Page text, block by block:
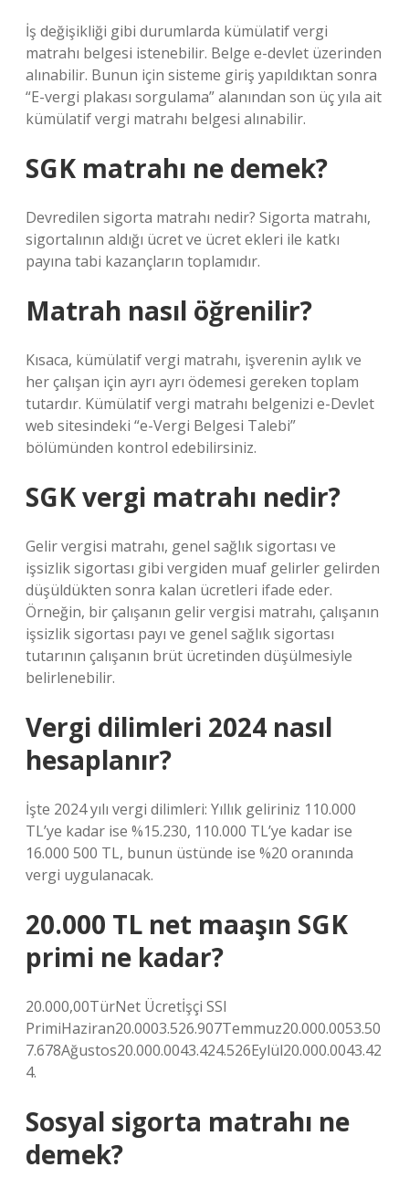
İş değişikliği gibi durumlarda kümülatif vergi
matrahı belgesi istenebilir. Belge e-devlet üzerinden
alınabilir. Bunun için sisteme giriş yapıldıktan sonra
“E-vergi plakası sorgulama” alanından son üç yıla ait
kümülatif vergi matrahı belgesi alınabilir.
SGK matrahı ne demek?
Devredilen sigorta matrahı nedir? Sigorta matrahı,
sigortalının aldığı ücret ve ücret ekleri ile katkı
payına tabi kazançların toplamıdır.
Matrah nasıl öğrenilir?
Kısaca, kümülatif vergi matrahı, işverenin aylık ve
her çalışan için ayrı ayrı ödemesi gereken toplam
tutardır. Kümülatif vergi matrahı belgenizi e-Devlet
web sitesindeki “e-Vergi Belgesi Talebi”
bölümünden kontrol edebilirsiniz.
SGK vergi matrahı nedir?
Gelir vergisi matrahı, genel sağlık sigortası ve
işsizlik sigortası gibi vergiden muaf gelirler gelirden
düşüldükten sonra kalan ücretleri ifade eder.
Örneğin, bir çalışanın gelir vergisi matrahı, çalışanın
işsizlik sigortası payı ve genel sağlık sigortası
tutarının çalışanın brüt ücretinden düşülmesiyle
belirlenebilir.
Vergi dilimleri 2024 nasıl
hesaplanır?
İşte 2024 yılı vergi dilimleri: Yıllık geliriniz 110.000
TL’ye kadar ise %15.230, 110.000 TL’ye kadar ise
16.000 500 TL, bunun üstünde ise %20 oranında
vergi uygulanacak.
20.000 TL net maaşın SGK
primi ne kadar?
20.000,00TürNet Ücretİşçi SSI
PrimiHaziran20.0003.526.907Temmuz20.000.0053.50
7.678Ağustos20.000.0043.424.526Eylül20.000.0043.42
4.
Sosyal sigorta matrahı ne
demek?